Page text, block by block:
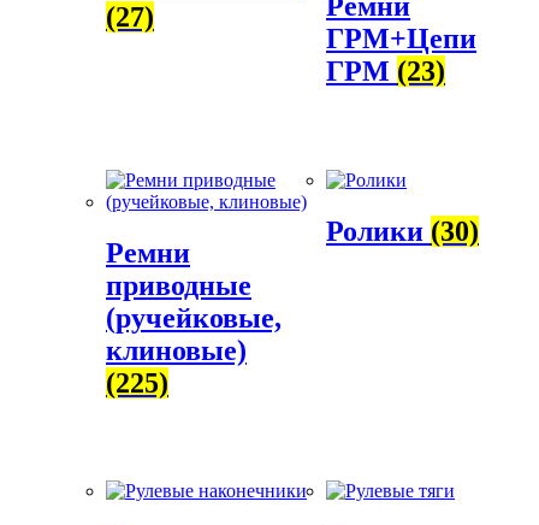
(27)
ГРМ+Цепи
ГРМ (23)
Ремни
приводные
(ручейковые,
клиновые)
(225)
Ролики (30)